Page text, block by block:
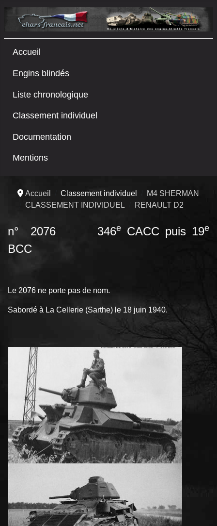
Accueil
Engins blindés
Liste chronologique
Classement individuel
Documentation
Mentions
Accueil Classement individuel
M4 SHERMAN
CLASSEMENT INDIVIDUEL
RENAULT D2
n° 2076 346eCACC puis 19e
BCC
Le 2076 ne porte pas de nom.
Sabordé à La Cellerie (Sarthe) le 18 juin 1940.